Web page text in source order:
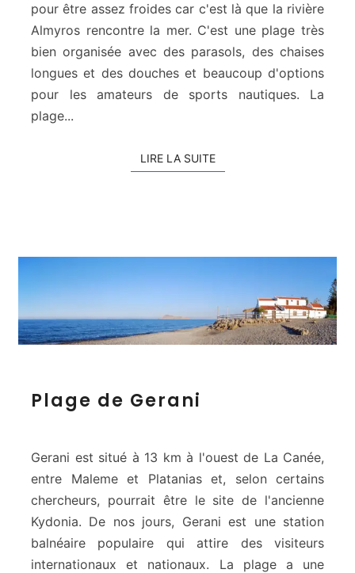
i
o
u
p
pour être assez froides car c'est là que la rivière
Almyros rencontre la mer. C'est une plage très
bien organisée avec des parasols, des chaises
longues et des douches et beaucoup d'options
pour les amateurs de sports nautiques. La
plage...
LIRE LA SUITELIRE LA SUITE
l
e
d
e
G
e
r
a
Plage de Gerani
Gerani est situé à 13 km à l'ouest de La Canée,
entre Maleme et Platanias et, selon certains
chercheurs, pourrait être le site de l'ancienne
Kydonia. De nos jours, Gerani est une station
balnéaire populaire qui attire des visiteurs
internationaux et nationaux. La plage a une